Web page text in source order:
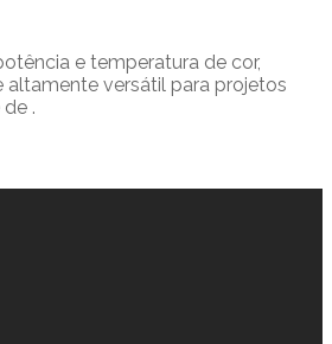
e temperatura de cor,
altamente versátil para projetos
.